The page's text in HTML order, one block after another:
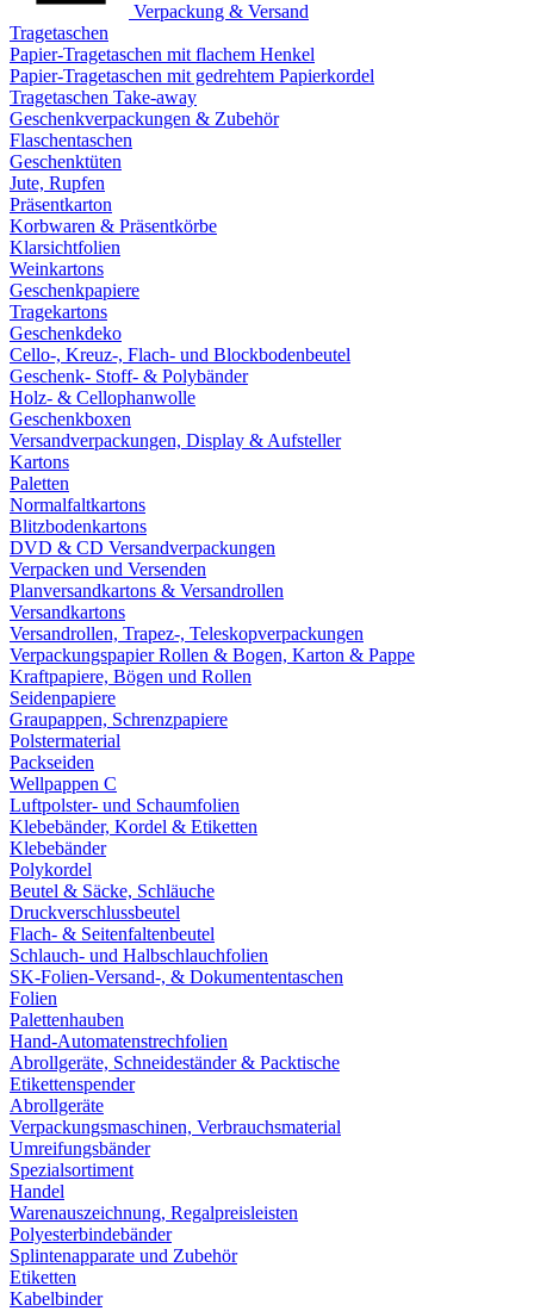
Verpackung & Versand
Tragetaschen
Papier-Tragetaschen mit flachem Henkel
Papier-Tragetaschen mit gedrehtem Papierkordel
Tragetaschen Take-away
Geschenkverpackungen & Zubehör
Flaschentaschen
Geschenktüten
Jute, Rupfen
Präsentkarton
Korbwaren & Präsentkörbe
Klarsichtfolien
Weinkartons
Geschenkpapiere
Tragekartons
Geschenkdeko
Cello-, Kreuz-, Flach- und Blockbodenbeutel
Geschenk- Stoff- & Polybänder
Holz- & Cellophanwolle
Geschenkboxen
Versandverpackungen, Display & Aufsteller
Kartons
Paletten
Normalfaltkartons
Blitzbodenkartons
DVD & CD Versandverpackungen
Verpacken und Versenden
Planversandkartons & Versandrollen
Versandkartons
Versandrollen, Trapez-, Teleskopverpackungen
Verpackungspapier Rollen & Bogen, Karton & Pappe
Kraftpapiere, Bögen und Rollen
Seidenpapiere
Graupappen, Schrenzpapiere
Polstermaterial
Packseiden
Wellpappen C
Luftpolster- und Schaumfolien
Klebebänder, Kordel & Etiketten
Klebebänder
Polykordel
Beutel & Säcke, Schläuche
Druckverschlussbeutel
Flach- & Seitenfaltenbeutel
Schlauch- und Halbschlauchfolien
SK-Folien-Versand-, & Dokumententaschen
Folien
Palettenhauben
Hand-Automatenstrechfolien
Abrollgeräte, Schneideständer & Packtische
Etikettenspender
Abrollgeräte
Verpackungsmaschinen, Verbrauchsmaterial
Umreifungsbänder
Spezialsortiment
Handel
Warenauszeichnung, Regalpreisleisten
Polyesterbindebänder
Splintenapparate und Zubehör
Etiketten
Kabelbinder